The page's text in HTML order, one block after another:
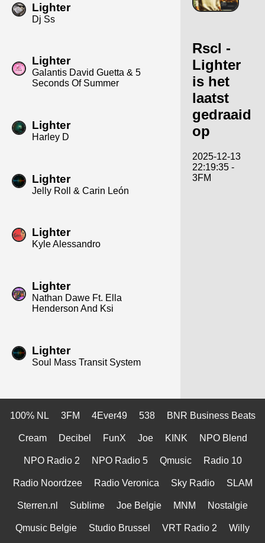
Lighter
Dj Ss
Lighter
Galantis David Guetta & 5
Seconds Of Summer
Lighter
Harley D
Lighter
Jelly Roll & Carin León
Lighter
Kyle Alessandro
Lighter
Nathan Dawe Ft. Ella
Henderson And Ksi
Lighter
Soul Mass Transit System
Rscl -
Lighter
is het
laatst
gedraaid
op
2025-12-13
22:19:35 -
3FM
100% NL 3FM 4Ever49 538 BNR Business Beats
Cream Decibel FunX Joe KINK NPO Blend
NPO Radio 2 NPO Radio 5 Qmusic Radio 10
Radio Noordzee Radio Veronica Sky Radio SLAM
Sterren.nl Sublime Joe Belgie MNM Nostalgie
Qmusic Belgie Studio Brussel VRT Radio 2 Willy